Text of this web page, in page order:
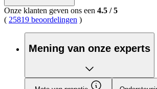
Onze klanten geven ons een 4.5 /5
( 25819 beoordelingen )
Mening van onze experts